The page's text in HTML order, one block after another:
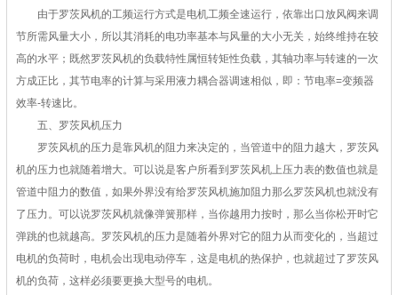
由于罗茨风机的工频运行方式是电机工频全速运行，依靠出口放风阀来调
节所需风量大小，所以其消耗的电功率基本与风量的大小无关，始终维持在较
高的水平；既然罗茨风机的负载特性属恒转矩性负载，其轴功率与转速的一次
方成正比，其节电率的计算与采用液力耦合器调速相似，即：节电率=变频器
效率-转速比。
五、罗茨风机压力
罗茨风机的压力是靠风机的阻力来决定的，当管道中的阻力越大，罗茨风
机的压力也就随着增大。可以说是客户所看到罗茨风机上压力表的数值也就是
管道中阻力的数值，如果外界没有给罗茨风机施加阻力那么罗茨风机也就没有
了压力。可以说罗茨风机就像弹簧那样，当你越用力按时，那么当你松开时它
弹跳的也就越高。罗茨风机的压力是随着外界对它的阻力从而变化的，当超过
电机的负荷时，电机会出现电动停车，这是电机的热保护，也就超过了罗茨风
机的负荷，这样必须要更换大型号的电机。